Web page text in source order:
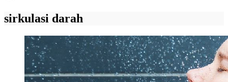
sirkulasi darah